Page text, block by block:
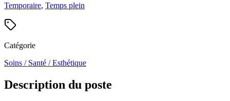
Temporaire, Temps plein
Catégorie
Soins / Santé / Esthétique
Description du poste